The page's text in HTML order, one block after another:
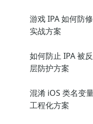
游戏 IPA 如何防
实战方案
如何防止 IPA 被
层防护方案
混淆 iOS 类名变
工程化方案